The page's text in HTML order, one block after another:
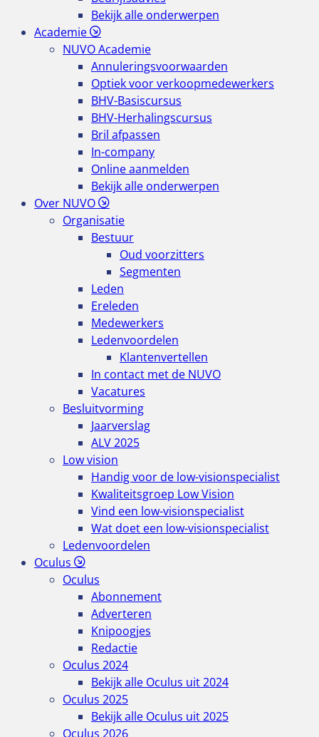
Bekijk alle onderwerpen
Academie
NUVO Academie
Annuleringsvoorwaarden
Optiek voor verkoopmedewerkers
BHV-Basiscursus
BHV-Herhalingscursus
Bril afpassen
In-company
Online aanmelden
Bekijk alle onderwerpen
Over NUVO
Organisatie
Bestuur
Oud voorzitters
Segmenten
Leden
Ereleden
Medewerkers
Ledenvoordelen
Klantenvertellen
In contact met de NUVO
Vacatures
Besluitvorming
Jaarverslag
ALV 2025
Low vision
Handig voor de low-visionspecialist
Kwaliteitsgroep Low Vision
Vind een low-visionspecialist
Wat doet een low-visionspecialist
Ledenvoordelen
Oculus
Oculus
Abonnement
Adverteren
Knipoogjes
Redactie
Oculus 2024
Bekijk alle Oculus uit 2024
Oculus 2025
Bekijk alle Oculus uit 2025
Oculus 2026